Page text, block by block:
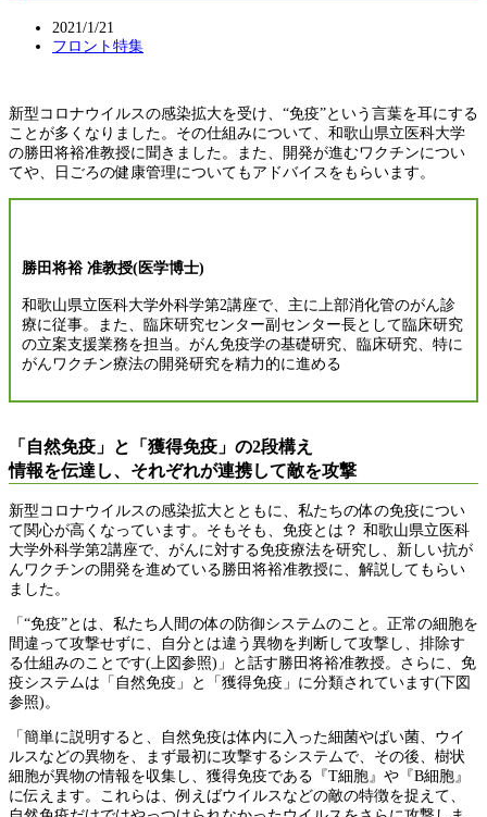
2021/1/21
フロント特集
新型コロナウイルスの感染拡大を受け、“免疫”という言葉を耳にする
ことが多くなりました。その仕組みについて、和歌山県立医科大学
の勝田将裕准教授に聞きました。また、開発が進むワクチンについ
てや、日ごろの健康管理についてもアドバイスをもらいます。
勝田将裕 准教授(医学博士)
和歌山県立医科大学外科学第2講座で、主に上部消化管のがん診
療に従事。また、臨床研究センター副センター長として臨床研究
の立案支援業務を担当。がん免疫学の基礎研究、臨床研究、特に
がんワクチン療法の開発研究を精力的に進める
「自然免疫」と「獲得免疫」の2段構え
情報を伝達し、それぞれが連携して敵を攻撃
新型コロナウイルスの感染拡大とともに、私たちの体の免疫につい
て関心が高くなっています。そもそも、免疫とは？ 和歌山県立医科
大学外科学第2講座で、がんに対する免疫療法を研究し、新しい抗が
んワクチンの開発を進めている勝田将裕准教授に、解説してもらい
ました。
「“免疫”とは、私たち人間の体の防御システムのこと。正常の細胞を
間違って攻撃せずに、自分とは違う異物を判断して攻撃し、排除す
る仕組みのことです(上図参照)」と話す勝田将裕准教授。さらに、免
疫システムは「自然免疫」と「獲得免疫」に分類されています(下図
参照)。
「簡単に説明すると、自然免疫は体内に入った細菌やばい菌、ウイ
ルスなどの異物を、まず最初に攻撃するシステムで、その後、樹状
細胞が異物の情報を収集し、獲得免疫である『T細胞』や『B細胞』
に伝えます。これらは、例えばウイルスなどの敵の特徴を捉えて、